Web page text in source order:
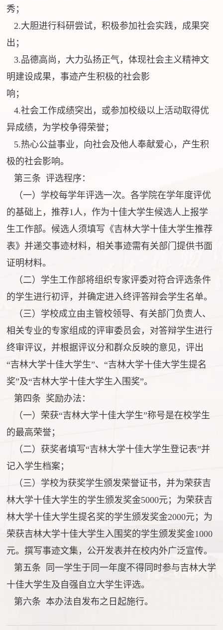
秀；
2.大胆进行科研尝试，积极参加社会实践，成果突
出；
3.品德高尚，大力弘扬正气，体现社会主义精神文
明建设成果，事迹产生积极的社会影
响；
4.社会工作成绩突出，或参加校级以上活动取得优
异成绩，为学校争得荣誉；
5.热心公益事业，向社会及他人奉献爱心，产生积
极的社会影响。
第三条 评选程序：
（一）学校每学年评选一次。各学院在学年度评优
的基础上，推荐1人，作为十佳大学生候选人上报学
生工作部。候选人须填写《吉林大学十佳大学生推荐
表》并递交事迹材料，相关事迹需有关部门提供书面
证明材料。
（二）学生工作部将组织专家评委对符合评选条件
的学生进行初评，并确定进入终评答辩会学生名单。
（三）学校成立由主管校领导、有关部门负责人、
相关专业的专家组成的评审委员会，对答辩学生进行
终审评议，并根据评议分和群众反映的意见，评出
“吉林大学十佳大学生”、“吉林大学十佳大学生提名
奖”及“吉林大学十佳大学生入围奖”。
第四条 奖励办法：
（一）荣获“吉林大学十佳大学生”称号是在校学生
的最高荣誉；
（二）获奖者填写“吉林大学十佳大学生登记表”并
记入学生档案；
（三）学校为获奖学生颁发荣誉证书，并为荣获吉
林大学十佳大学生的学生颁发奖金5000元；为荣获吉
林大学十佳大学生提名奖的学生颁发奖金2000元；为
荣获吉林大学十佳大学生入围奖的学生颁发奖金1000
元。撰写事迹文集，公开发表并在校内外广泛宣传。
第五条 同一学生于同一年度不得同时参与吉林大学
十佳大学生及自强自立大学生评选。
第六条 本办法自发布之日起施行。